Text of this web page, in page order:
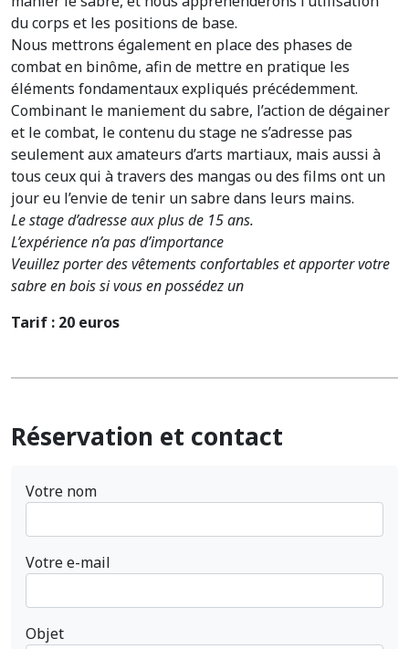
du corps et les positions de base.
Nous mettrons également en place des phases de
combat en binôme, afin de mettre en pratique les
éléments fondamentaux expliqués précédemment.
Combinant le maniement du sabre, l’action de dégainer
et le combat, le contenu du stage ne s’adresse pas
seulement aux amateurs d’arts martiaux, mais aussi à
tous ceux qui à travers des mangas ou des films ont un
jour eu l’envie de tenir un sabre dans leurs mains.
Le stage d’adresse aux plus de 15 ans.
L’expérience n’a pas d’importance
Veuillez porter des vêtements confortables et apporter votre
sabre en bois si vous en possédez un
Tarif : 20 euros
Réservation et contact
Votre nom
Votre e-mail
Objet